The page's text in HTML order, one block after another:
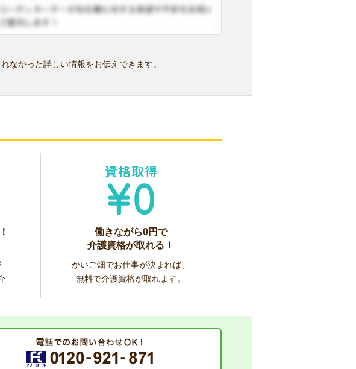
なかった詳しい情報をお伝えできます。
働きながら0円で
介護資格が取れる！
かいご畑でお仕事が決まれば、
無料で介護資格が取れます。